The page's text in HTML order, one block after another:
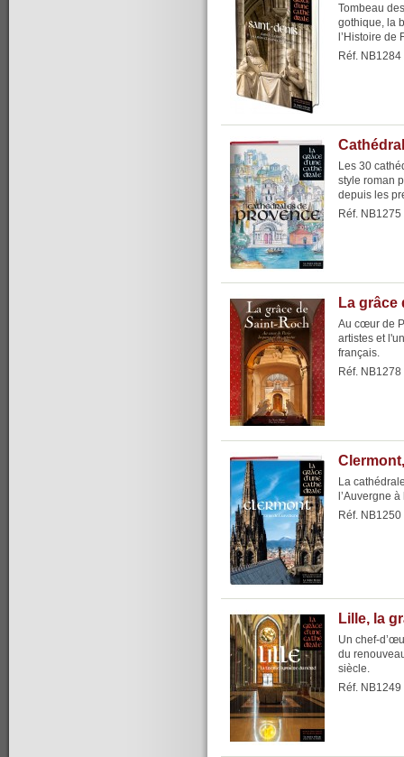
Tombeau
gothique, la
l’Histoire de
Réf. NB1284
Les 30
style roman
depuis les
Réf. NB1275
La grâce
Au cœur de
artistes et
français.
Réf. NB1278
La
l’Auvergne
Réf. NB1250
Lille, la
Un chef-
du
siècle.
Réf. NB1249